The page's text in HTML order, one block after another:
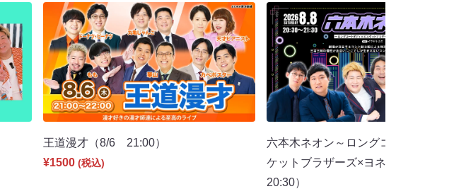
王道漫才（8/6 21:00）
¥1500 (税込)
六本木ネオン～ロングコートダディ×
ケットブラザーズ×ヨネダ2000～（
20:30）